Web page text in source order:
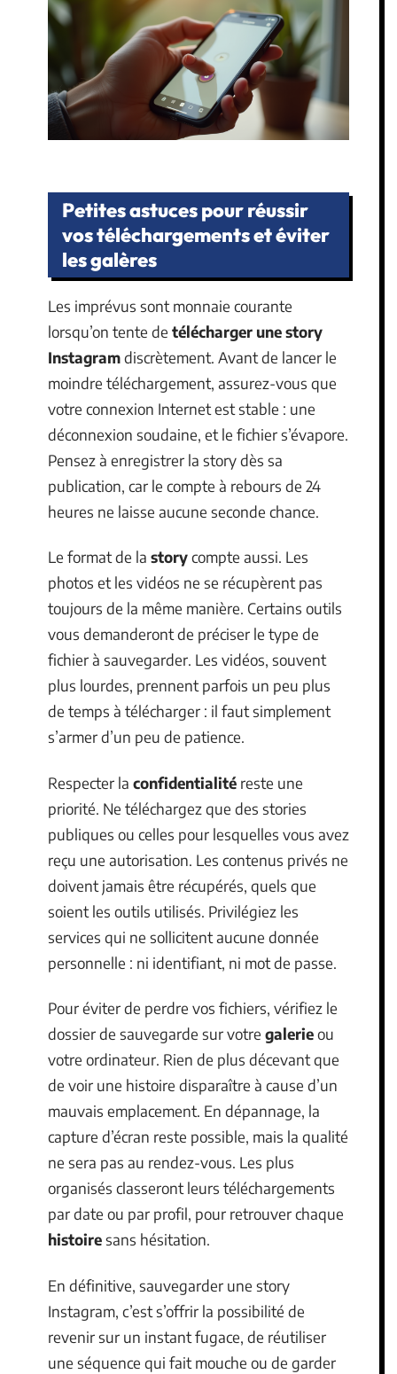
Petites astuces pour réussir
vos téléchargements et éviter
les galères
Les imprévus sont monnaie courante
lorsqu’on tente de télécharger une story
Instagramdiscrètement. Avant de lancer le
moindre téléchargement, assurez-vous que
votre connexion Internet est stable : une
déconnexion soudaine, et le fichier s’évapore.
Pensez à enregistrer la story dès sa
publication, car le compte à rebours de 24
heures ne laisse aucune seconde chance.
Le format de la storycompte aussi. Les
photos et les vidéos ne se récupèrent pas
toujours de la même manière. Certains outils
vous demanderont de préciser le type de
fichier à sauvegarder. Les vidéos, souvent
plus lourdes, prennent parfois un peu plus
de temps à télécharger : il faut simplement
s’armer d’un peu de patience.
Respecter la confidentialité reste une
priorité. Ne téléchargez que des stories
publiques ou celles pour lesquelles vous avez
reçu une autorisation. Les contenus privés ne
doivent jamais être récupérés, quels que
soient les outils utilisés. Privilégiez les
services qui ne sollicitent aucune donnée
personnelle : ni identifiant, ni mot de passe.
Pour éviter de perdre vos fichiers, vérifiez le
dossier de sauvegarde sur votre galerieou
votre ordinateur. Rien de plus décevant que
de voir une histoire disparaître à cause d’un
mauvais emplacement. En dépannage, la
capture d’écran reste possible, mais la qualité
ne sera pas au rendez-vous. Les plus
organisés classeront leurs téléchargements
par date ou par profil, pour retrouver chaque
histoiresans hésitation.
En définitive, sauvegarder une story
Instagram, c’est s’offrir la possibilité de
revenir sur un instant fugace, de réutiliser
une séquence qui fait mouche ou de garder